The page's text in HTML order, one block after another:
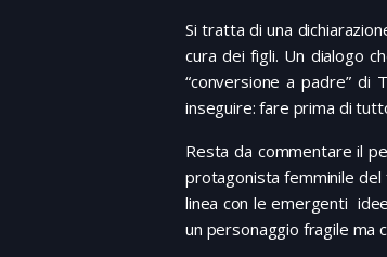
Si tratta di una
cura dei figli. Un dialogo
“conversione a padre” di
inseguire: fare prima di
Resta da commentare il
protagonista femminile
linea con le emergenti
un personaggio fragile ma